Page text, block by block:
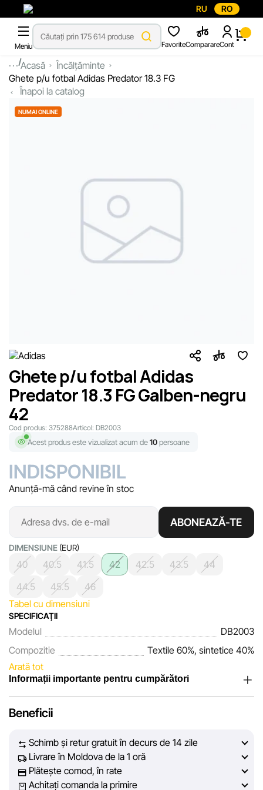
RU RO
Meniu FavoriteComparareCont
...Acasă
Încălțăminte
Ghete p/u fotbal Adidas Predator 18.3 FG
Înapoi la catalog
NUMAI ONLINE
Ghete p/u fotbal Adidas
Predator 18.3 FG Galben-negru
42
Cod produs: 375288Articol: DB2003
Acest produs este vizualizat acum de10persoane
INDISPONIBIL
Anunță-mă când revine în stoc
ABONEAZĂ-TE
DIMENSIUNE (EUR)
40 40.5 41.5 42 42.5 43.5
44
44.5
45.5
46
Tabel cu dimensiuni
SPECIFICAŢII
Modelul
DB2003
Compozitie
Textile 60%, sintetice 40%
Arată tot
Informații importante pentru cumpărători
încrederea clienților noștri. În fiecare zi depunem eforturi
prezentate pe site să fie cât mai complete, obiective și
actuale. Scopul nostru este să vă oferim informații corecte și
veridice, pentru ca dvs. să puteți lua cea mai bună decizie
Beneficii
Schimb și retur gratuit în decurs de 14 zile
Livrare în Moldova de la 1 oră
Plătește comod, în rate
Achitați comanda la primire